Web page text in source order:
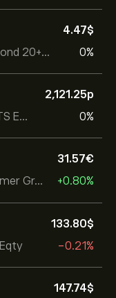
iShares USD Treasury Bond 20+yr UCITS ETF
4.47‎$‎
0%
iShares MSCI Brazil UCITS ETF (Dist)
2,121.25‎p‎
0%
iShares MSCI EM Consumer Growth UCITS ETF
31.57‎€‎
+0.80%
133.80‎$‎
-0.21%
147.74‎$‎